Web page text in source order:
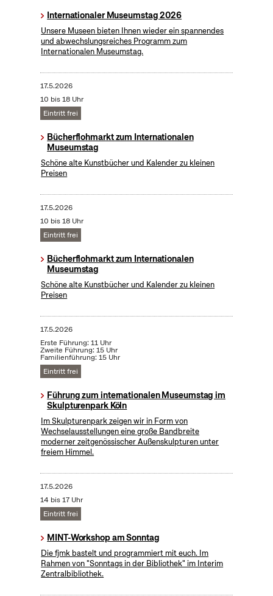
Internationaler Museumstag 2026
Unsere Museen bieten Ihnen wieder ein spannendes
und abwechslungsreiches Programm zum
Internationalen Museumstag.
17.5.2026
10 bis 18 Uhr
Eintritt frei
Bücherflohmarkt zum Internationalen
Museumstag
Schöne alte Kunstbücher und Kalender zu kleinen
Preisen
17.5.2026
10 bis 18 Uhr
Eintritt frei
Bücherflohmarkt zum Internationalen
Museumstag
Schöne alte Kunstbücher und Kalender zu kleinen
Preisen
17.5.2026
Erste Führung: 11 Uhr
Zweite Führung: 15 Uhr
Familienführung: 15 Uhr
Eintritt frei
Führung zum internationalen Museumstag im
Skulpturenpark Köln
Im Skulpturenpark zeigen wir in Form von
Wechselausstellungen eine große Bandbreite
moderner zeitgenössischer Außenskulpturen unter
freiem Himmel.
17.5.2026
14 bis 17 Uhr
Eintritt frei
MINT-Workshop am Sonntag
Die fjmk bastelt und programmiert mit euch. Im
Rahmen von "Sonntags in der Bibliothek" im Interim
Zentralbibliothek.